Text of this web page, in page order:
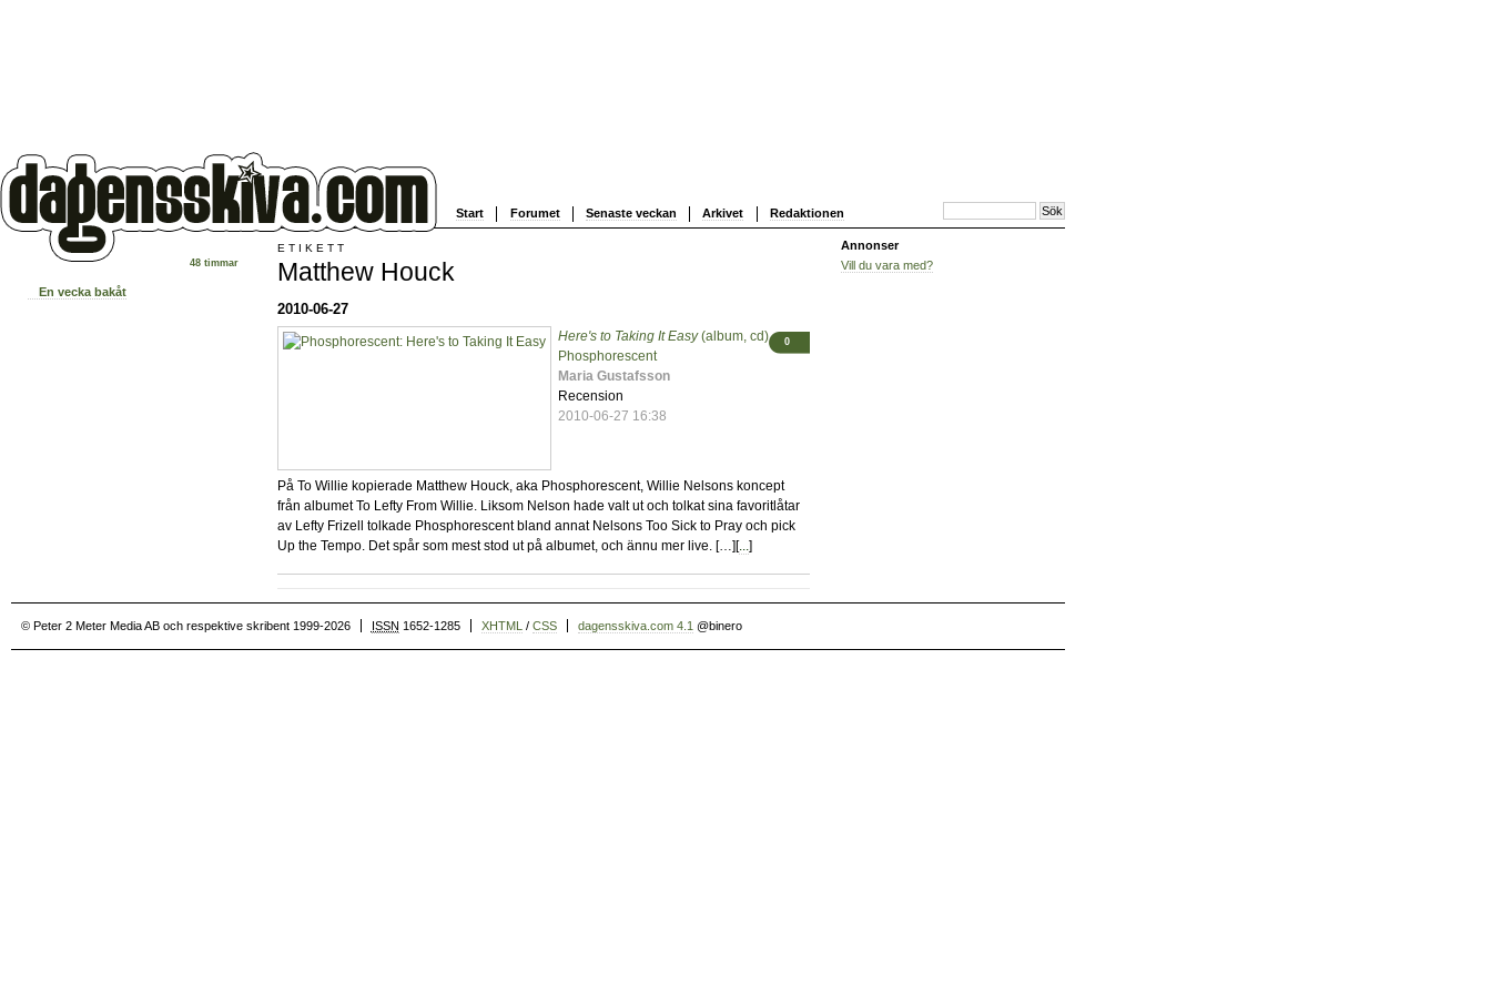
Start Forumet Senaste veckan Arkivet Redaktionen
48 timmar
En vecka bakåt
ETIKETT
Matthew Houck
2010-06-27
Here's to Taking It Easy(album, cd)
Phosphorescent
Maria Gustafsson
Recension
2010-06-27 16:38
0
På To Willie kopierade Matthew Houck, aka Phosphorescent, Willie Nelsons koncept
från albumet To Lefty From Willie. Liksom Nelson hade valt ut och tolkat sina favoritlåtar
av Lefty Frizell tolkade Phosphorescent bland annat Nelsons Too Sick to Pray och pick
Up the Tempo. Det spår som mest stod ut på albumet, och ännu mer live. […][...]
Annonser
Vill du vara med?
© Peter 2 Meter Media AB och respektive skribent 1999-2026 ISSN 1652-1285 XHTML / CSS dagensskiva.com 4.1 @binero